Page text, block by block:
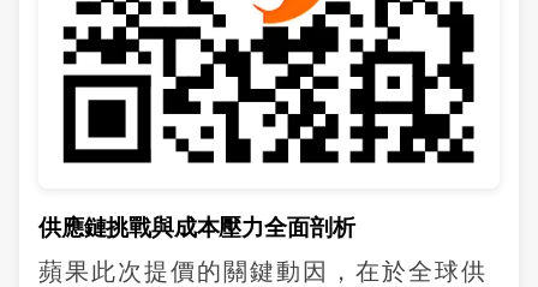
供應鏈挑戰與成本壓力全面剖析
蘋果此次提價的關鍵動因，在於全球供